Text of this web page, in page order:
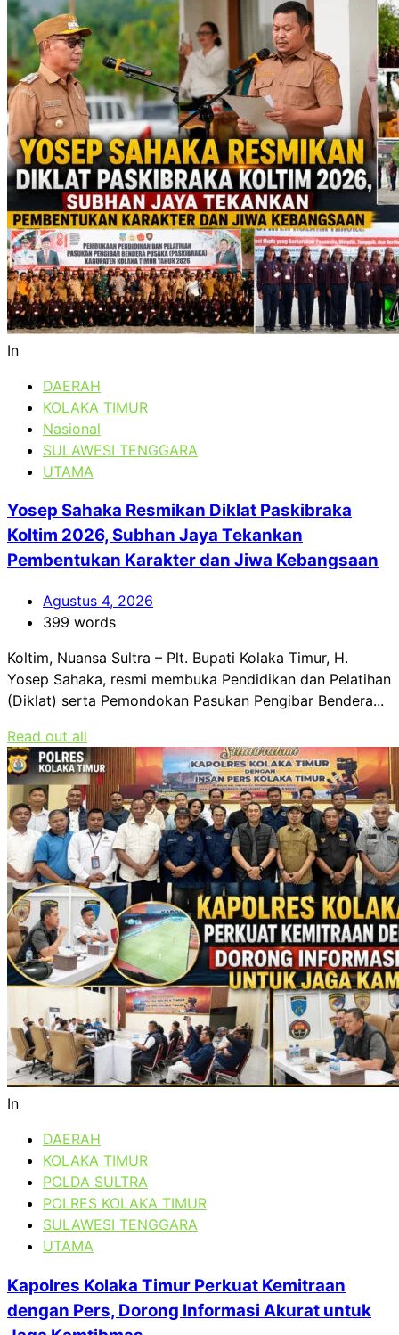
In
DAERAH
KOLAKA TIMUR
Nasional
SULAWESI TENGGARA
UTAMA
Yosep Sahaka Resmikan Diklat Paskibraka
Koltim 2026, Subhan Jaya Tekankan
Pembentukan Karakter dan Jiwa Kebangsaan
Agustus 4, 2026
399 words
Koltim, Nuansa Sultra – Plt. Bupati Kolaka Timur, H.
Yosep Sahaka, resmi membuka Pendidikan dan Pelatihan
(Diklat) serta Pemondokan Pasukan Pengibar Bendera...
Read out all
In
DAERAH
KOLAKA TIMUR
POLDA SULTRA
POLRES KOLAKA TIMUR
SULAWESI TENGGARA
UTAMA
Kapolres Kolaka Timur Perkuat Kemitraan
dengan Pers, Dorong Informasi Akurat untuk